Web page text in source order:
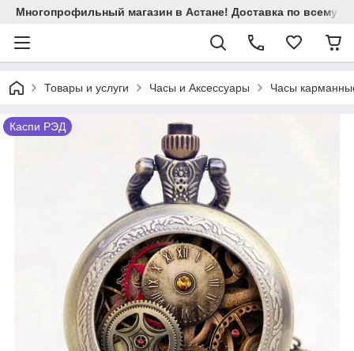
Многопрофильный магазин в Астане! Доставка по всему
Товары и услуги Часы и Аксессуары Часы
Каспи РЭД